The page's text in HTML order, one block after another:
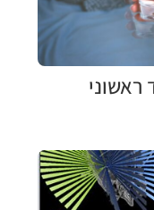
ראשוני